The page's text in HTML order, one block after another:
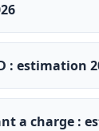
: estimation
a charge :